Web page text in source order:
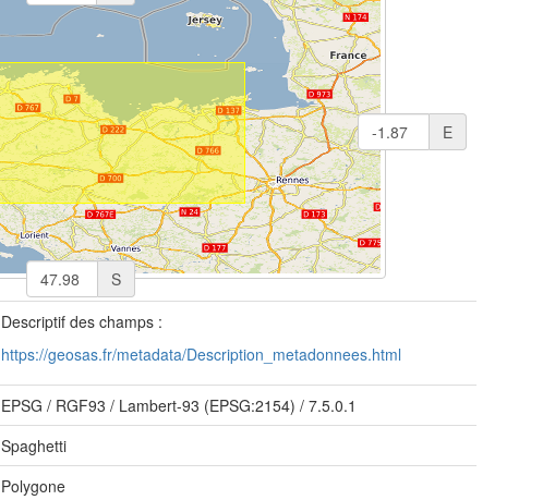
S
E
Descriptif des champs :
https://geosas.fr/metadata/Description_metadonnees.html
EPSG/ RGF93 / Lambert-93 (EPSG:2154)/7.5.0.1
Spaghetti
Polygone